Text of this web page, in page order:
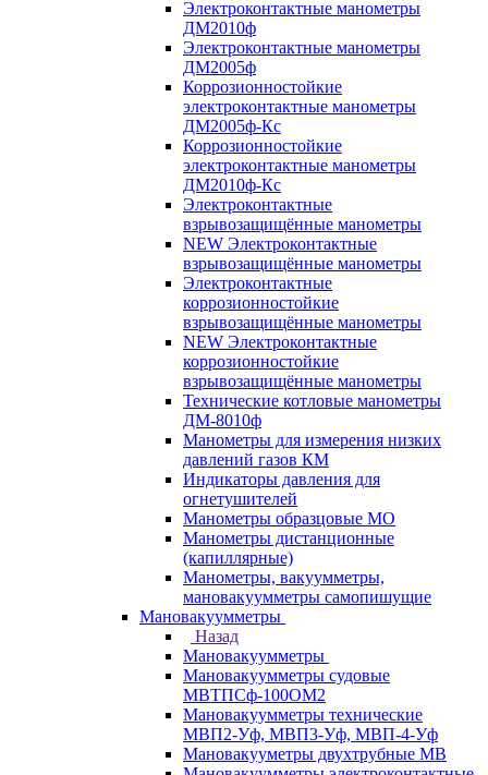
Электроконтактные манометры
ДМ2010ф
Электроконтактные манометры
ДМ2005ф
Коррозионностойкие
электроконтактные манометры
ДМ2005ф-Кс
Коррозионностойкие
электроконтактные манометры
ДМ2010ф-Кс
Электроконтактные
взрывозащищённые манометры
NEW Электроконтактные
взрывозащищённые манометры
Электроконтактные
коррозионностойкие
взрывозащищённые манометры
NEW Электроконтактные
коррозионностойкие
взрывозащищённые манометры
Технические котловые манометры
ДМ-8010ф
Манометры для измерения низких
давлений газов КМ
Индикаторы давления для
огнетушителей
Манометры образцовые МО
Манометры дистанционные
(капиллярные)
Манометры, вакуумметры,
мановакуумметры самопишущие
Мановакуумметры
Назад
Мановакуумметры
Мановакуумметры судовые
МВТПСф-100ОМ2
Мановакуумметры технические
МВП2-Уф, МВП3-Уф, МВП-4-Уф
Мановакууметры двухтрубные МВ